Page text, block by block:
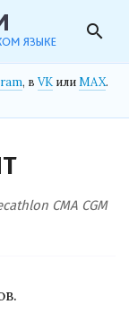
search
, в VK илиMAX.
CMA CGM